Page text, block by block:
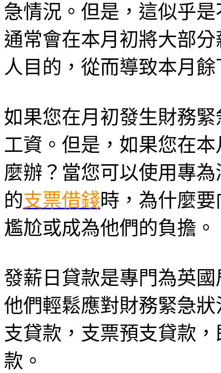
急情況。但是，這似乎
通常會在本月初將大部
人目的，從而導致本月
如果您在月初發生財務
工資。但是，如果您在
麼辦？當您可以使用專
的支票借錢時，為什麼
尷尬或成為他們的負擔。
發薪日貸款是專門為英
他們輕鬆應對財務緊急
支貸款，支票預支貸款
款。